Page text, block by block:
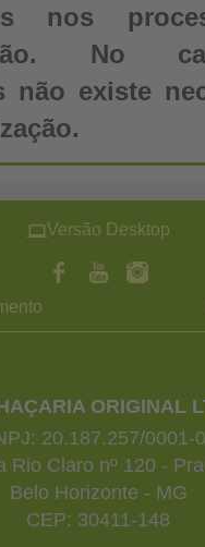
nos
No
não existe
Versão Desktop
ORIGINAL
20.187.257/0001-
Rio Claro nº 120 -
Belo Horizonte - MG
CEP: 30411-148